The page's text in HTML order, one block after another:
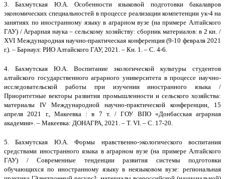
3.Бахмутская Ю.А.Особенности языковой подготовки бакалавров
экономических специальностей в процессе реализации компетенции ук-4 на
занятиях по иностранному языку в аграрном вузе (на примере Алтайского
ГАУ) / Аграрная наука – сельскому хозяйству: сборник материалов: в 2 кн. /
XVI Международная научно-практическая конференция (9-10 февраля 2021
г.). – Барнаул: РИО Алтайского ГАУ, 2021. – Кн. 1. – С. 4-6.
4. Бахмутская Ю.А. Воспитание экологической культуры студентов
алтайского государственного аграрного университета в процессе научно-
исследовательской работы при изучении иностранного языка /
Приоритетные векторы развития промышленности и сельского хозяйства:
материалы IV Международной научно-практической конференции, 15
апреля 2021 г., Макеевка : в 7 т. / ГОУ ВПО «Донбасская аграрная
академия». – Макеевка: ДОНАГРА, 2021. – Т. VI. – С. 17-20.
5.Бахмутская Ю.А.Формы нравственно-экологического воспитания
средствами иностранного языка в аграрном вузе (на примере Алтайского
ГАУ) / Современные тенденции развития системы подготовки
обучающихся по иностранному языку в неязыковом вузе: региональная